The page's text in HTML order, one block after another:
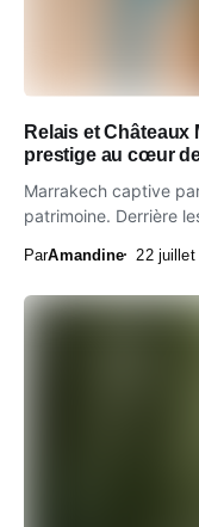
Relais et Châteaux
prestige au cœur
Marrakech captive
patrimoine. Derrière
ParAmandine 22 juillet